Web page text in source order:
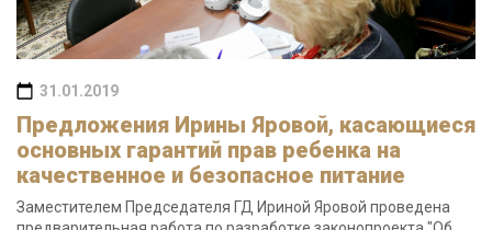
31.01.2019
Предложения Ирины Яровой, касающиеся
основных гарантий прав ребенка на
качественное и безопасное питание
Заместителем Председателя ГД Ириной Яровой проведена